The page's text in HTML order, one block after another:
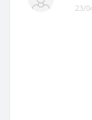
23/